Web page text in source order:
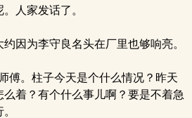
人家发话了。
因为李守良名头在厂里也够响亮。
傅。柱子今天是个什么情况？昨天
着？有个什么事儿啊？要是不着急